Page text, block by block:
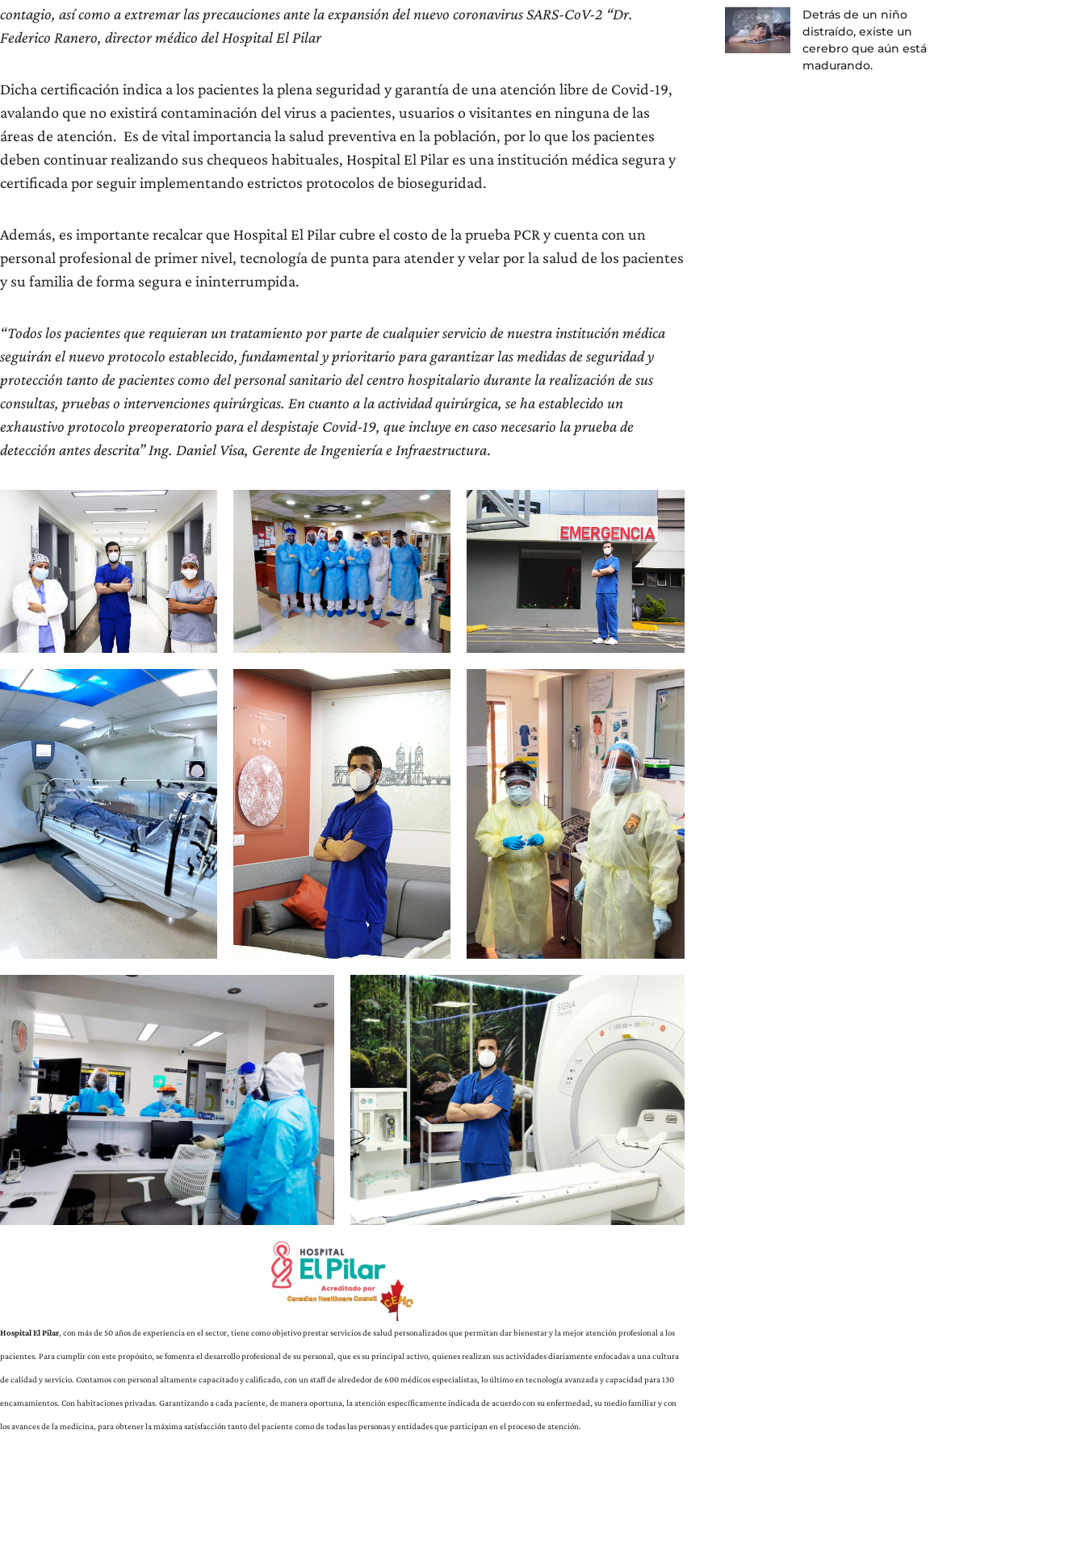
contagio, así como a extremar las precauciones ante la expansión del nuevo coronavirus SARS-CoV-2 “Dr.
Federico Ranero, director médico del Hospital El Pilar
Dicha certificación indica a los pacientes la plena seguridad y garantía de una atención libre de Covid-19,
avalando que no existirá contaminación del virus a pacientes, usuarios o visitantes en ninguna de las
áreas de atención. Es de vital importancia la salud preventiva en la población, por lo que los pacientes
deben continuar realizando sus chequeos habituales, Hospital El Pilar es una institución médica segura y
certificada por seguir implementando estrictos protocolos de bioseguridad.
Además, es importante recalcar que Hospital El Pilar cubre el costo de la prueba PCR y cuenta con un
personal profesional de primer nivel, tecnología de punta para atender y velar por la salud de los pacientes
y su familia de forma segura e ininterrumpida.
“Todos los pacientes que requieran un tratamiento por parte de cualquier servicio de nuestra institución médica
seguirán el nuevo protocolo establecido, fundamental y prioritario para garantizar las medidas de seguridad y
protección tanto de pacientes como del personal sanitario del centro hospitalario durante la realización de sus
consultas, pruebas o intervenciones quirúrgicas. En cuanto a la actividad quirúrgica, se ha establecido un
exhaustivo protocolo preoperatorio para el despistaje Covid-19, que incluye en caso necesario la prueba de
detección antes descrita” Ing. Daniel Visa, Gerente de Ingeniería e Infraestructura.
Hospital El Pilar , con más de 50 años de experiencia en el sector, tiene como objetivo prestar servicios de salud personalizados que permitan dar bienestar y la mejor atención profesional a los
pacientes. Para cumplir con este propósito, se fomenta el desarrollo profesional de su personal, que es su principal activo, quienes realizan sus actividades diariamente enfocadas a una cultura
de calidad y servicio. Contamos con personal altamente capacitado y calificado, con un staff de alrededor de 600 médicos especialistas, lo último en tecnología avanzada y capacidad para 130
encamamientos. Con habitaciones privadas. Garantizando a cada paciente, de manera oportuna, la atención específicamente indicada de acuerdo con su enfermedad, su medio familiar y con
los avances de la medicina, para obtener la máxima satisfacción tanto del paciente como de todas las personas y entidades que participan en el proceso de atención.
Detrás de un niño
distraído, existe un
cerebro que aún está
madurando.